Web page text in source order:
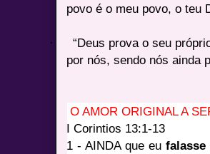
povo é o meu povo, o teu
·
“Deus prova o seu
por nós, sendo nós ainda
O AMOR ORIGINAL A
I Corintios 13:1-13
1 - AINDA que eu